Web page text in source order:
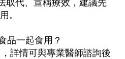
取代、宣稱療效，建議先
。
品一起食用？
詳情可與專業醫師諮詢後